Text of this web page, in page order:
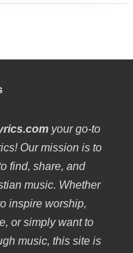
your go-to
Our mission is to
find, share, and
music. Whether
inspire worship,
or simply want to
music, this site is